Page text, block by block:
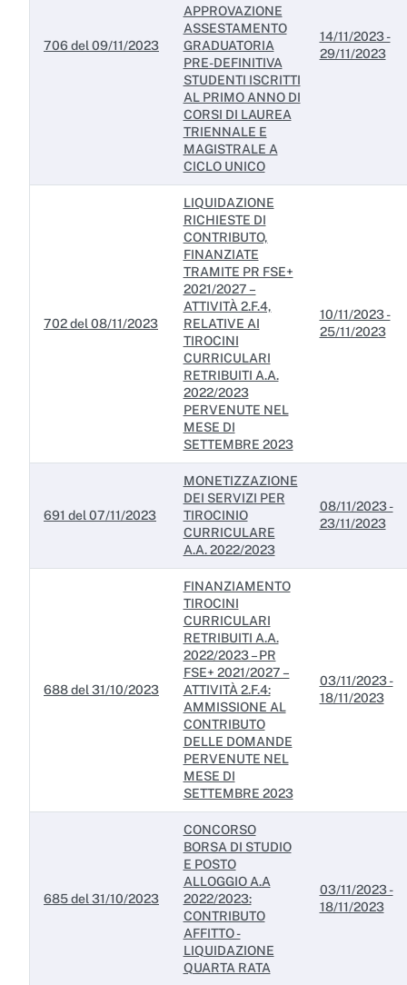
706 del 09/11/2023
APPROVAZIONE
ASSESTAMENTO
GRADUATORIA
PRE-DEFINITIVA
STUDENTI ISCRITTI
AL PRIMO ANNO DI
CORSI DI LAUREA
TRIENNALE E
MAGISTRALE A
CICLO UNICO
14/11/2023 -
29/11/2023
702 del 08/11/2023
LIQUIDAZIONE
RICHIESTE DI
CONTRIBUTO,
FINANZIATE
TRAMITE PR FSE+
2021/2027 –
ATTIVITÀ 2.F.4,
RELATIVE AI
TIROCINI
CURRICULARI
RETRIBUITI A.A.
2022/2023
PERVENUTE NEL
MESE DI
SETTEMBRE 2023
10/11/2023 -
25/11/2023
691 del 07/11/2023
MONETIZZAZIONE
DEI SERVIZI PER
TIROCINIO
CURRICULARE
A.A. 2022/2023
08/11/2023 -
23/11/2023
688 del 31/10/2023
FINANZIAMENTO
TIROCINI
CURRICULARI
RETRIBUITI A.A.
2022/2023 – PR
FSE+ 2021/2027 –
ATTIVITÀ 2.F.4:
AMMISSIONE AL
CONTRIBUTO
DELLE DOMANDE
PERVENUTE NEL
MESE DI
SETTEMBRE 2023
03/11/2023 -
18/11/2023
685 del 31/10/2023
CONCORSO
BORSA DI STUDIO
E POSTO
ALLOGGIO A.A
2022/2023:
CONTRIBUTO
AFFITTO -
LIQUIDAZIONE
QUARTA RATA
03/11/2023 -
18/11/2023